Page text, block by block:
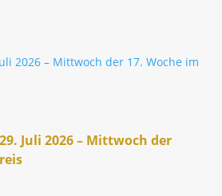
Juli 2026 – Mitt­woch der